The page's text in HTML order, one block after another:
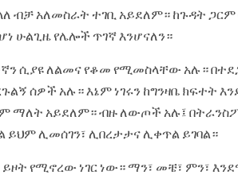
ስላለ ብቻ አለመስራት ተገቢ አይደለም። ከጉዳት
ሁልጊዜ የሌሎች ጥገኛ እንሆናለን።
ሲያዩ ለልመና የቆመ የሚመስላቸው አሉ።
ሰዎች አሉ። እኔም ነገሩን ከግንዛቤ ክፍተት
ማለት አይደለም። ብዙ ለውጦች አሉ፤
ይህም ሊመሰገን፣ ሊበረታታና ሊቀጥል ይገባል።
የሚኖረው ነገር ነው። ማን፣ መቼ፣ ምን፣